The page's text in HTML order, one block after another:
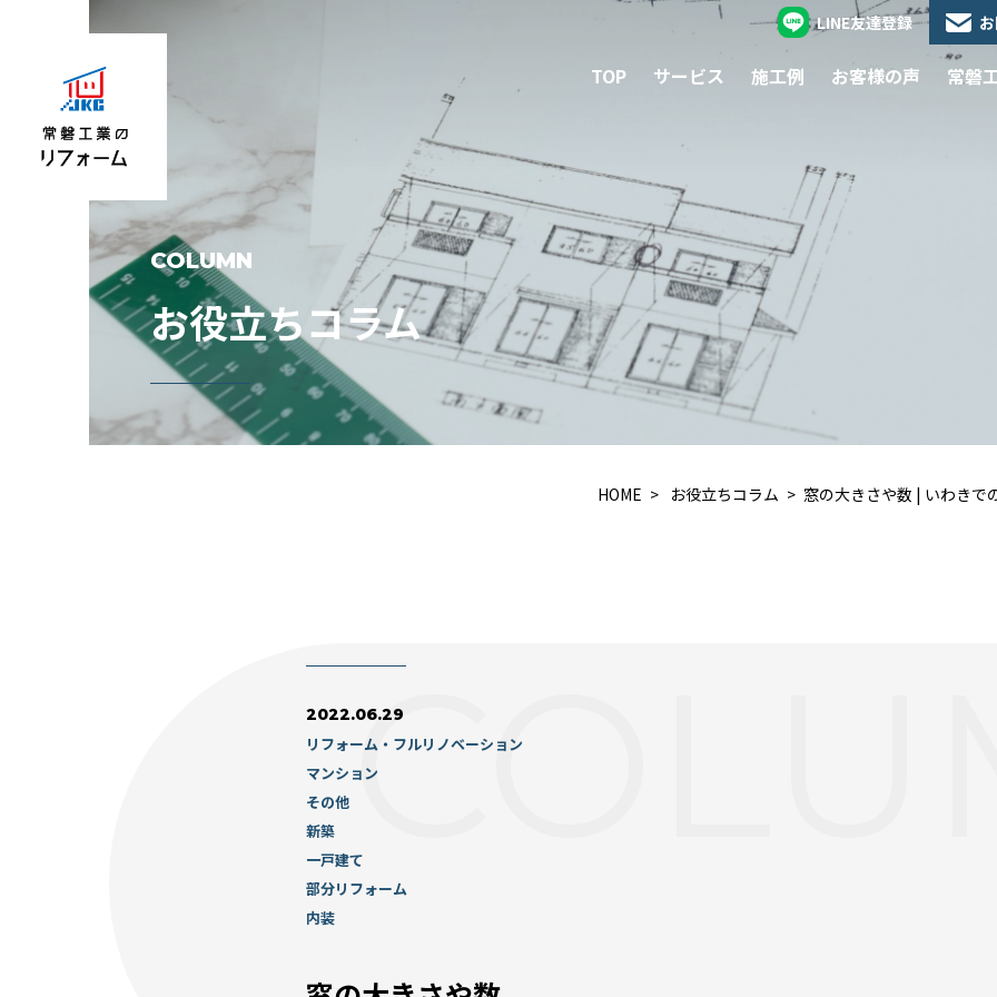
LINE友達登録
TOP サービス 施工例 お客様の声 常磐
COLUMN
お役立ちコラム
HOME お役立ちコラム 窓の大きさや数 | いわきで
2022.06.29
リフォーム・フルリノベーション
マンション
その他
新築
一戸建て
部分リフォーム
内装